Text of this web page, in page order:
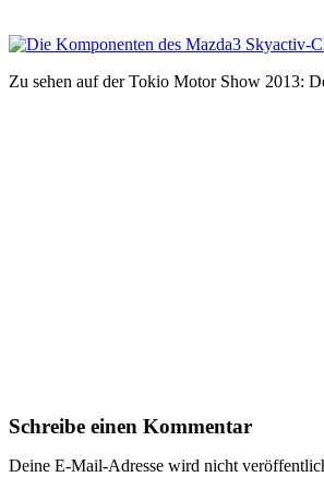
Zu sehen auf der Tokio Motor Show 2013:
Schreibe einen Kommentar
Deine E-Mail-Adresse wird nicht